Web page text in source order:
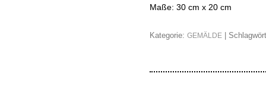
Maße: 30 cm x 20 cm
Kategorie: GEMÄLDE |